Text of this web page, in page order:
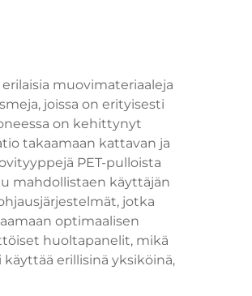
muovimateriaaleja
joissa on erityisesti
on kehittynyt
takaamaan kattavan ja
PET-pulloista
mahdollistaen käyttäjän
jotka
optimaalisen
huoltapanelit, mikä
erillisinä yksiköinä,